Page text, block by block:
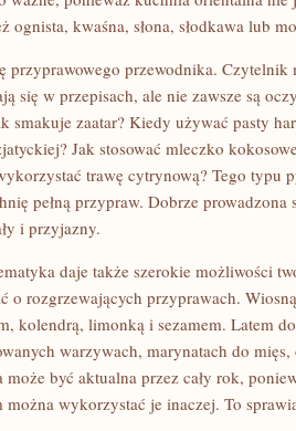
ognista, kwaśna, słona, słodkawa lub
przyprawowego przewodnika. Czytelnik
się w przepisach, ale nie zawsze są
smakuje zaatar? Kiedy używać pasty
Jak stosować mleczko
trawę cytrynową? Tego typu
pełną przypraw. Dobrze prowadzona
i przyjazny.
daje także szerokie możliwości
o rozgrzewających przyprawach.
kolendrą, limonką i sezamem. Latem
warzywach, marynatach do
może być aktualna przez cały rok,
wykorzystać je inaczej. To